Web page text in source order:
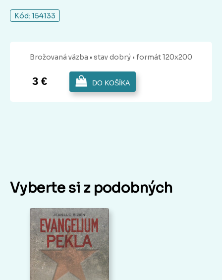
Kód: 154133
Brožovaná väzba • stav dobrý • formát 120x200
3 € DO KOŠÍKA
Vyberte si z podobných